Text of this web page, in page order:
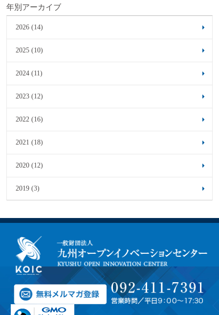
年別アーカイブ
2026 (14)
2025 (10)
2024 (11)
2023 (12)
2022 (16)
2021 (18)
2020 (12)
2019 (3)